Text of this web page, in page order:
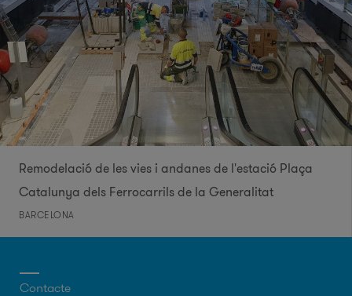
Remodelació de les vies i andanes de l'estació Plaça
Catalunya dels Ferrocarrils de la Generalitat
BARCELONA
Contacte